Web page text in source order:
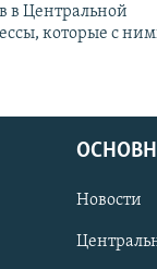
в Центральной
которые с
Новости